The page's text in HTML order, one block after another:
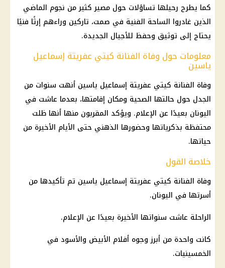
كما يطرح رحيلها تساؤلات حول مصير كثير من نجوم الماضي
الذين غادروا الساحة الفنية في صمت، تاركين وراءهم إرثًا فنيًا
يحتاج إلى توثيق وحفظ للأجيال الجديدة.
معلومات حول وفاة الفنانة كيتي عفريتة إسماعيل
ياسين
وفاة الفنانة كيتي عفريتة إسماعيل ياسين أنهت سنوات من
الجدل حول حالتها الصحية ومكان إقامتها، بعدما عاشت في
اليونان بعيدًا عن الإعلام. ويؤكد المقربون منها أنها ظلت
محتفظة بذكرياتها وحضورها الذهني حتى الأيام الأخيرة من
حياتها.
خلاصة القول
وفاة الفنانة كيتي عفريتة إسماعيل ياسين تم تأكيدها من
أسرتها في اليونان.
الراحلة عاشت سنواتها الأخيرة بعيدًا عن الإعلام.
كانت واحدة من أبرز وجوه أفلام الأبيض والأسود في
الخمسينيات.